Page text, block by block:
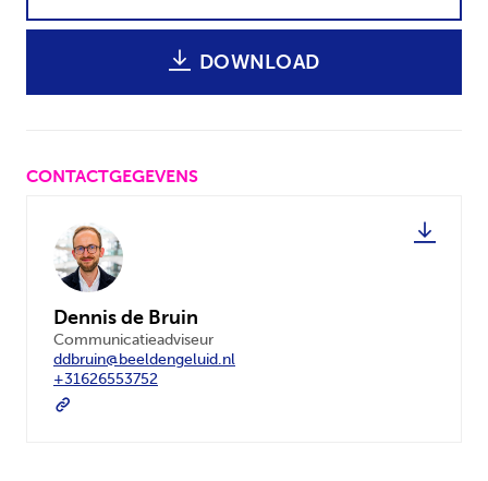
DOWNLOAD
CONTACTGEGEVENS
Dennis de Bruin
Communicatieadviseur
ddbruin@beeldengeluid.nl
+31626553752